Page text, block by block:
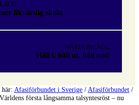
likvärdig skola
NÄSTA INLÄGG
Håll i, håll ut, håll om!
här: Afasiförbundet i Sverige / Afasiförbundet /
Världens första långsamma talsyntesröst – nu